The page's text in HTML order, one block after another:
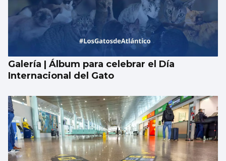
Galería | Álbum para celebrar el Día
Internacional del Gato